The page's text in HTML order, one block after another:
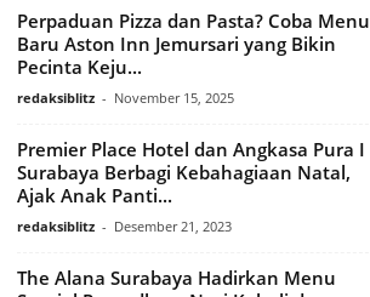
Perpaduan Pizza dan Pasta? Coba Menu
Baru Aston Inn Jemursari yang Bikin
Pecinta Keju...
redaksiblitz - November 15, 2025
Premier Place Hotel dan Angkasa Pura I
Surabaya Berbagi Kebahagiaan Natal,
Ajak Anak Panti...
redaksiblitz - Desember 21, 2023
The Alana Surabaya Hadirkan Menu